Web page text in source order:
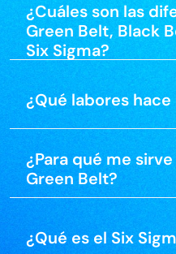
¿Cuáles son las
Green Belt, Black
Six Sigma?
¿Qué labores
¿Para qué me
Green Belt?
¿Qué es el Six